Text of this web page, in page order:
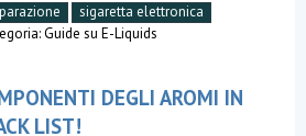
sigaretta elettronica
Guide su E-Liquids
DEGLI AROMI IN
LIST!